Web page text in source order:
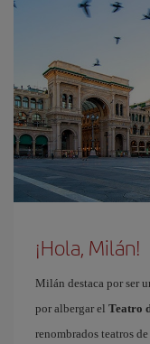
¡Hola, Milán!
Milán destaca por ser
por albergar el Teatro
renombrados teatros